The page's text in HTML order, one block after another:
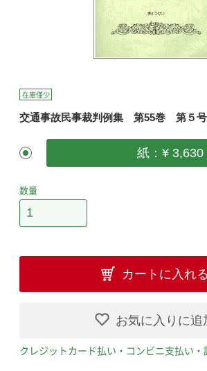
在庫僅少
交通事故民事裁判例集 第55巻 第５号
紙：¥ 3,630
数量
カートに入れる
お気に入りに追
クレジットカード払い・コンビニ支払い